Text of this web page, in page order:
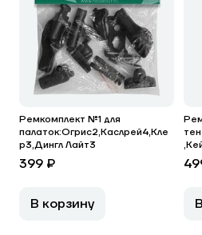
Ремкомплект №1 для
палаток:Огрис2,Каслрей4,Кле
р3,Дингл Лайт3
399 ₽
В корзину